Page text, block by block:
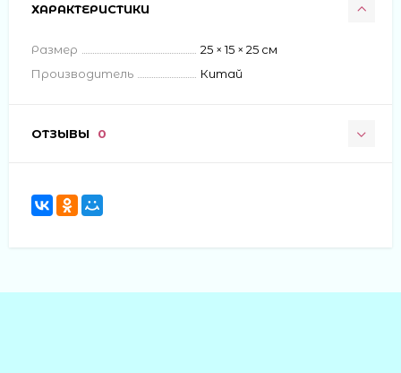
ХАРАКТЕРИСТИКИ
Размер
25 × 15 × 25 см
Производитель
Китай
ОТЗЫВЫ 0